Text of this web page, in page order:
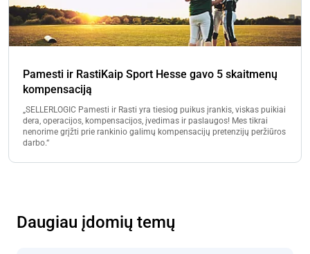
Pamesti ir RastiKaip Sport Hesse gavo 5 skaitmenų
kompensaciją
„SELLERLOGIC Pamesti ir Rasti yra tiesiog puikus įrankis, viskas puikiai
dera, operacijos, kompensacijos, įvedimas ir paslaugos! Mes tikrai
nenorime grįžti prie rankinio galimų kompensacijų pretenzijų peržiūros
darbo.“
Daugiau įdomių temų